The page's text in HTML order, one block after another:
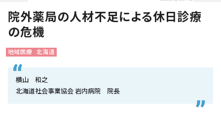
健康川柳
DRP医療情報館とは?
会社概要
お知らせ
院外薬局の人材不足による休日診療
の危機
地域医療 北海道
横山 和之
北海道社会事業協会 岩内病院 院長